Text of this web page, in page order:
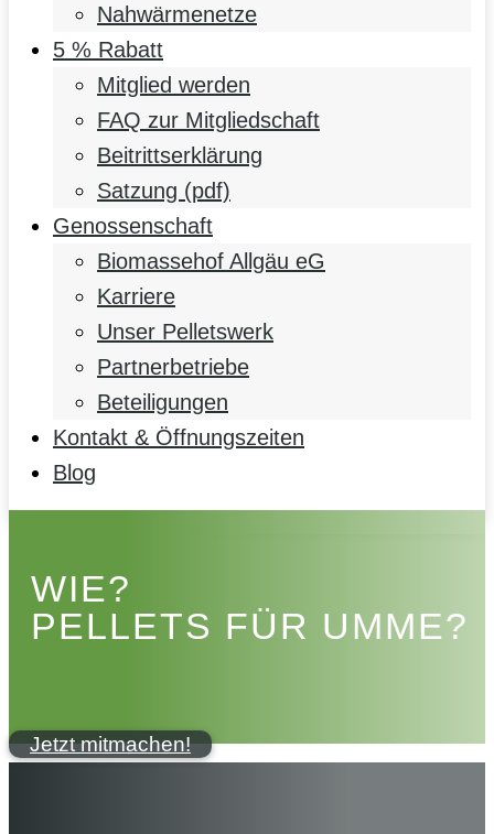
Nahwärmenetze
5 % Rabatt
Mitglied werden
FAQ zur Mitgliedschaft
Beitrittserklärung
Satzung (pdf)
Genossenschaft
Biomassehof Allgäu eG
Karriere
Unser Pelletswerk
Partnerbetriebe
Beteiligungen
Kontakt & Öffnungszeiten
Blog
WIE?
PELLETS FÜR UMME?
Jetzt mitmachen!